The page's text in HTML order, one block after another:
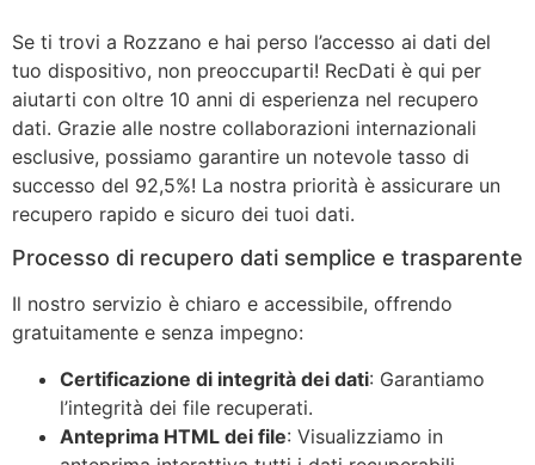
Se ti trovi a Rozzano e hai perso l’accesso ai dati del
tuo dispositivo, non preoccuparti! RecDati è qui per
aiutarti con oltre 10 anni di esperienza nel recupero
dati. Grazie alle nostre collaborazioni internazionali
esclusive, possiamo garantire un notevole tasso di
successo del 92,5%! La nostra priorità è assicurare un
recupero rapido e sicuro dei tuoi dati.
Processo di recupero dati semplice e trasparente
Il nostro servizio è chiaro e accessibile, offrendo
gratuitamente e senza impegno:
Certificazione di integrità dei dati: Garantiamo
l’integrità dei file recuperati.
Anteprima HTML dei file: Visualizziamo in